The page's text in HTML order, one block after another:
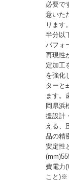
必要で
意いた
ります
半分以
パフォ
再現性
定加工
を強化
ターと
ます。
岡県浜
援設計
える、
品の精
安定性
費電力
こと)※